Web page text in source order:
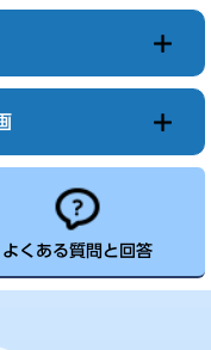
よくある質問と回答